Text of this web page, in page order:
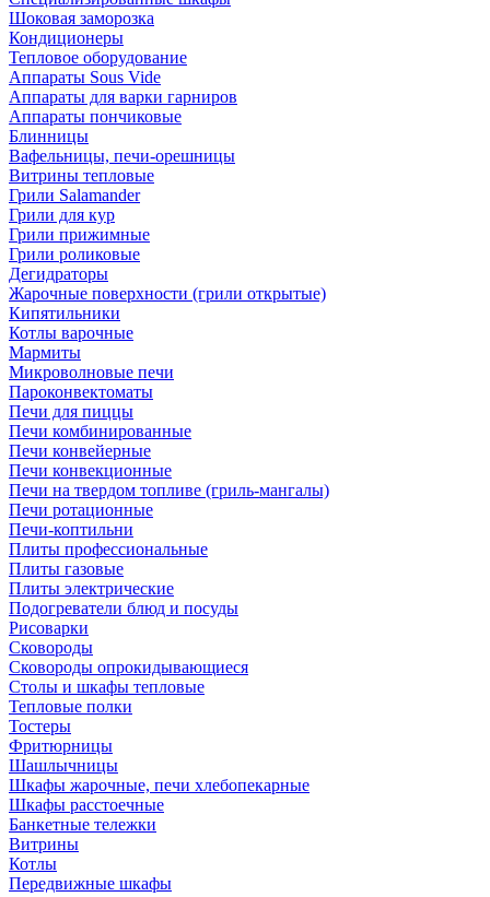
Шоковая заморозка
Кондиционеры
Тепловое оборудование
Аппараты Sous Vide
Аппараты для варки гарниров
Аппараты пончиковые
Блинницы
Вафельницы, печи-орешницы
Витрины тепловые
Грили Salamander
Грили для кур
Грили прижимные
Грили роликовые
Дегидраторы
Жарочные поверхности (грили открытые)
Кипятильники
Котлы варочные
Мармиты
Микроволновые печи
Пароконвектоматы
Печи для пиццы
Печи комбинированные
Печи конвейерные
Печи конвекционные
Печи на твердом топливе (гриль-мангалы)
Печи ротационные
Печи-коптильни
Плиты профессиональные
Плиты газовые
Плиты электрические
Подогреватели блюд и посуды
Рисоварки
Сковороды
Сковороды опрокидывающиеся
Столы и шкафы тепловые
Тепловые полки
Тостеры
Фритюрницы
Шашлычницы
Шкафы жарочные, печи хлебопекарные
Шкафы расстоечные
Банкетные тележки
Витрины
Котлы
Передвижные шкафы